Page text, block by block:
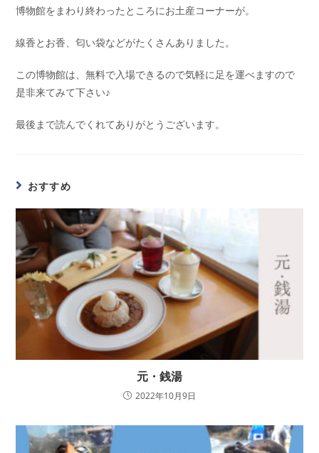
博物館をまわり終わったところにお土産コーナーが。
線香とお香、匂い袋などがたくさんありました。
この博物館は、無料で入場できるので気軽に足を運べますので
是非来てみて下さい♪
最後まで読んでくれてありがとうございます。
おすすめ
元・銭湯
2022年10月9日